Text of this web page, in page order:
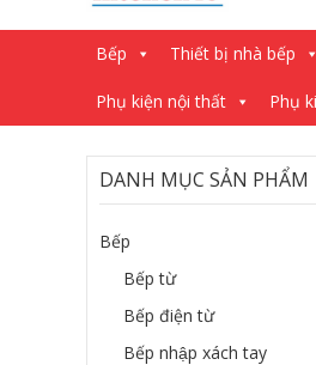
Bếp Thiết bị nhà bếp
Phụ kiện nội thất Phụ
DANH MỤC SẢN PHẨM
Bếp
Bếp từ
Bếp điện từ
Bếp nhập xách tay